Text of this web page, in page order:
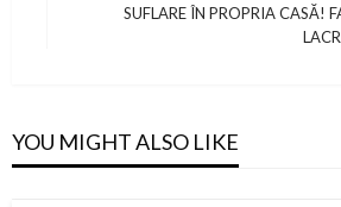
SUFLARE ÎN PROPRIA CASĂ!
YOU MIGHT ALSO LIKE